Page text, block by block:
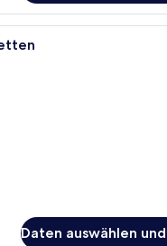
Ein Hotelzimmer
Daten auswählen